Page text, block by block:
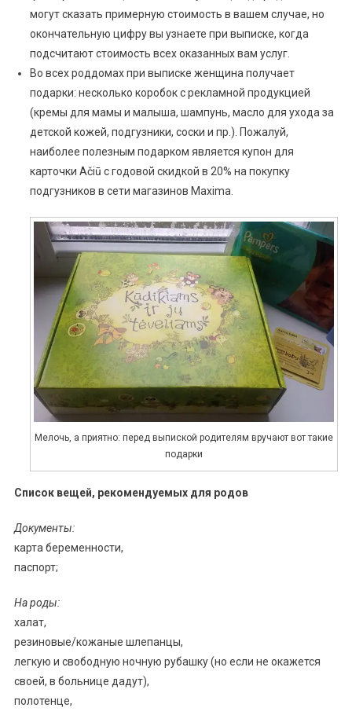
могут сказать примерную стоимость в вашем случае, но
окончательную цифру вы узнаете при выписке, когда
подсчитают стоимость всех оказанных вам услуг.
Во всех роддомах при выписке женщина получает
подарки: несколько коробок с рекламной продукцией
(кремы для мамы и малыша, шампунь, масло для ухода за
детской кожей, подгузники, соски и пр.). Пожалуй,
наиболее полезным подарком является купон для
карточки Ačiū с годовой скидкой в 20% на покупку
подгузников в сети магазинов Maxima.
Мелочь, а приятно: перед выпиской родителям вручают вот такие
подарки
Список вещей, рекомендуемых для родов
Документы:
карта беременности,
паспорт;
На роды:
халат,
резиновые/кожаные шлепанцы,
легкую и свободную ночную рубашку (но если не окажется
своей, в больнице дадут),
полотенце,